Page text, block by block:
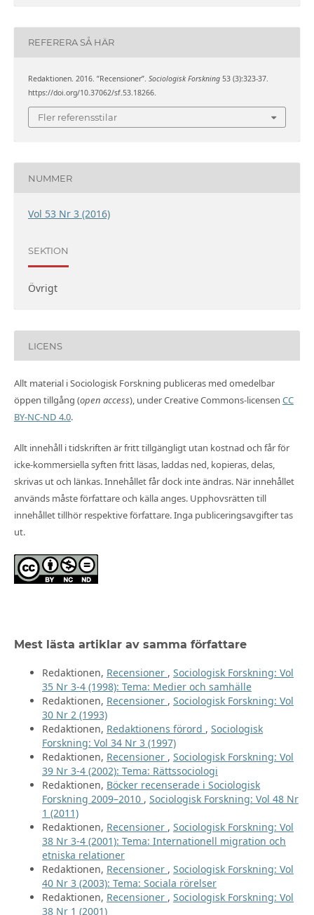
REFERERA SÅ HÄR
Redaktionen. 2016. ”Recensioner”. Sociologisk Forskning53 (3):323-37.
https://doi.org/10.37062/sf.53.18266.
Fler referensstilar
NUMMER
Vol 53 Nr 3 (2016)
SEKTION
Övrigt
LICENS
Allt material i Sociologisk Forskning publiceras med omedelbar
öppen tillgång (open access), under Creative Commons-licensen CC
BY-NC-ND 4.0.
Allt innehåll i tidskriften är fritt tillgängligt utan kostnad och får för
icke-kommersiella syften fritt läsas, laddas ned, kopieras, delas,
skrivas ut och länkas. Innehållet får dock inte ändras. När innehållet
används måste författare och källa anges. Upphovsrätten till
innehållet tillhör respektive författare. Inga publiceringsavgifter tas
ut.
Mest lästa artiklar av samma författare
Redaktionen, Recensioner , Sociologisk Forskning: Vol
35 Nr 3-4 (1998): Tema: Medier och samhälle
Redaktionen, Recensioner , Sociologisk Forskning: Vol
30 Nr 2 (1993)
Redaktionen, Redaktionens förord , Sociologisk
Forskning: Vol 34 Nr 3 (1997)
Redaktionen, Recensioner , Sociologisk Forskning: Vol
39 Nr 3-4 (2002): Tema: Rättssociologi
Redaktionen, Böcker recenserade i Sociologisk
Forskning 2009–2010 , Sociologisk Forskning: Vol 48 Nr
1 (2011)
Redaktionen, Recensioner , Sociologisk Forskning: Vol
38 Nr 3-4 (2001): Tema: Internationell migration och
etniska relationer
Redaktionen, Recensioner , Sociologisk Forskning: Vol
40 Nr 3 (2003): Tema: Sociala rörelser
Redaktionen, Recensioner , Sociologisk Forskning: Vol
38 Nr 1 (2001)